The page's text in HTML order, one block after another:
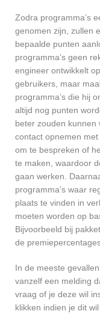
Zodra programma’s
genomen zijn, zullen
bepaalde punten
programma’s geen
engineer ontwikkelt
gebruikers, maar
programma’s die hij
altijd nog punten
beter zouden
contact opnemen
om te bespreken of
te maken, waardoor
gaan werken.
programma’s waar
plaats te vinden in
moeten worden op
Bijvoorbeeld bij
de
In de meeste
vanzelf een melding
vraag of je deze wil
klikken indien je dit